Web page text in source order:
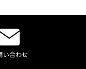
い合わせ